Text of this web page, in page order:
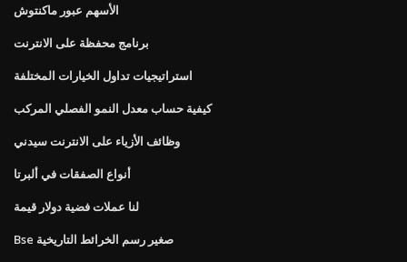
الأسهم عبور ماكنتوش
برنامج محفظة على الانترنت
استراتيجيات تداول الخيارات المختلفة
كيفية حساب معدل النمو الفصلي المركب
وظائف الأزياء على الانترنت سيدني
أنواع الصفقات في ألبرتا
لنا عملات فضية دولار قيمة
Bse صغير رسم الخرائط التاريخية